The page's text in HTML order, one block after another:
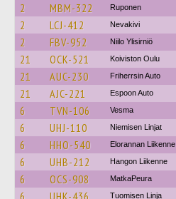
2 MBM-322 Ruponen
2 LCJ-412 Nevakivi
2 FBV-952 Niilo Ylisirniö
21 OCK-521 Koiviston Oulu
21 AUC-230 Friherrsin Auto
21 AJC-221 Espoon Auto
6 TVN-106 Vesma
6 UHJ-110 Niemisen Linjat
6 HHO-540 Elorannan Liikenne
6 UHB-212 Hangon Liikenne
6 OCS-908 MatkaPeura
6 UHK-436 Tuomisen Linja